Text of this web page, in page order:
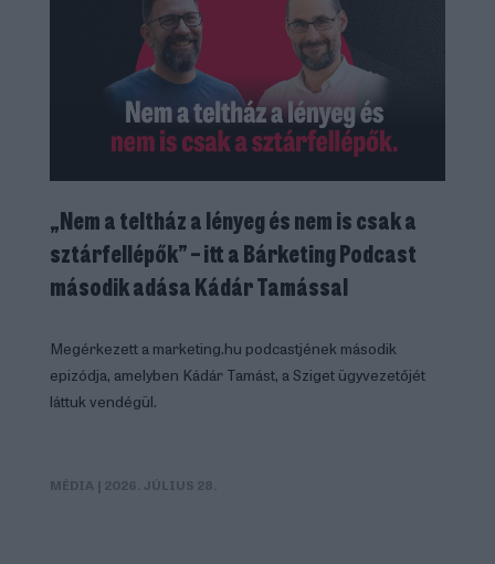
„Nem a teltház a lényeg és nem is csak a
sztárfellépők” – itt a Bárketing Podcast
második adása Kádár Tamással
Megérkezett a marketing.hu podcastjének második
epizódja, amelyben Kádár Tamást, a Sziget ügyvezetőjét
láttuk vendégül.
MÉDIA | 2026. JÚLIUS 28.